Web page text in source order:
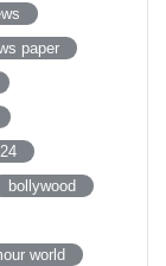
paper
bollywood
world